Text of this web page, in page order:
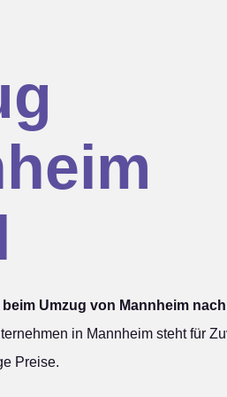
Umzug von Mannheim nach
in Mannheim steht für
Preise.